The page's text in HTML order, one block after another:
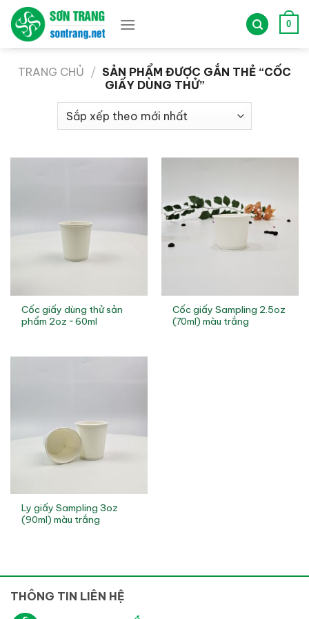
qua
0
TRANG CHỦ / SẢN PHẨM ĐƯỢC GẮN THẺ “CỐC
GIẤY DÙNG THỬ”
Cốc giấy dùng thử sản
phẩm 2oz ~ 60ml
Cốc giấy Sampling 2.5oz
(70ml) màu trắng
Ly giấy Sampling 3oz
(90ml) màu trắng
THÔNG TIN LIÊN HỆ